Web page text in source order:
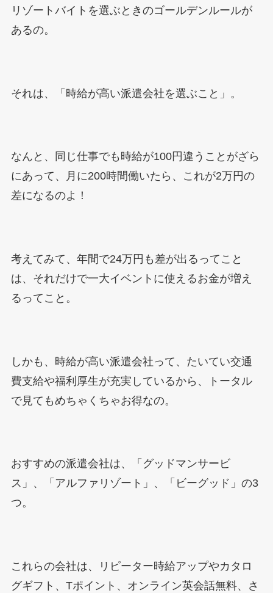
リゾートバイトを選ぶときのゴールデンルールが
あるの。
それは、「時給が高い派遣会社を選ぶこと」。
なんと、同じ仕事でも時給が100円違うことがざら
にあって、月に200時間働いたら、これが2万円の
差になるのよ！
考えてみて、年間で24万円も差が出るってこと
は、それだけで一大イベントに使えるお金が増え
るってこと。
しかも、時給が高い派遣会社って、たいてい交通
費支給や福利厚生が充実しているから、トータル
で見てもめちゃくちゃお得なの。
おすすめの派遣会社は、「グッドマンサービ
ス」、「アルファリゾート」、「ビーグッド」の3
つ。
これらの会社は、リピーター時給アップやカタロ
グギフト、Tポイント、オンライン英会話無料、さ